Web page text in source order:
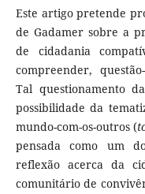
Este artigo pretende
de Gadamer sobre a
de cidadania
compreender,
Tal questionamento
possibilidade da
mundo-com-os-outros (
pensada como um
reflexão acerca da
comunitário de